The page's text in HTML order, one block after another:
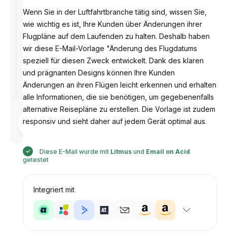
von
Wenn Sie in der Luftfahrtbranche tätig sind, wissen Sie,
wie wichtig es ist, Ihre Kunden über Änderungen ihrer
Flugpläne auf dem Laufenden zu halten. Deshalb haben
wir diese E-Mail-Vorlage "Änderung des Flugdatums
speziell für diesen Zweck entwickelt. Dank des klaren
und prägnanten Designs können Ihre Kunden
Änderungen an ihren Flügen leicht erkennen und erhalten
alle Informationen, die sie benötigen, um gegebenenfalls
alternative Reisepläne zu erstellen. Die Vorlage ist zudem
responsiv und sieht daher auf jedem Gerät optimal aus.
Diese E-Mail wurde mit Litmus und Email on Acid
getestet
Integriert mit